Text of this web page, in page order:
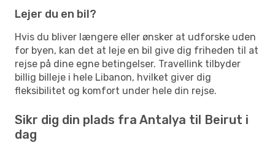
Lejer du en bil?
Hvis du bliver længere eller ønsker at udforske uden
for byen, kan det at leje en bil give dig friheden til at
rejse på dine egne betingelser. Travellink tilbyder
billig billeje i hele Libanon, hvilket giver dig
fleksibilitet og komfort under hele din rejse.
Sikr dig din plads fra Antalya til Beirut i
dag